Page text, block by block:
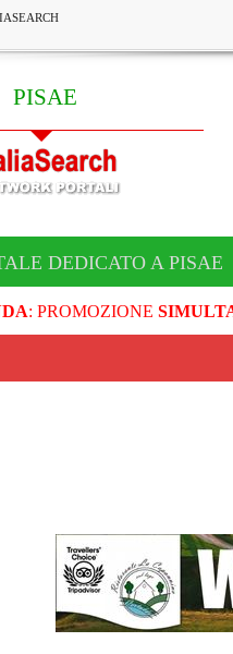
PISAE
DEDICATO A PISAE
: PROMOZIONE